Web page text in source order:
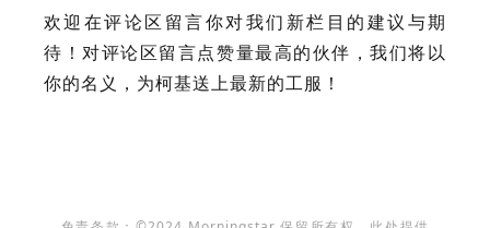
欢迎在评论区留言你对我们新栏目的建议与期
待！对评论区留言点赞量最高的伙伴，我们将以
你的名义，为柯基送上最新的工服！